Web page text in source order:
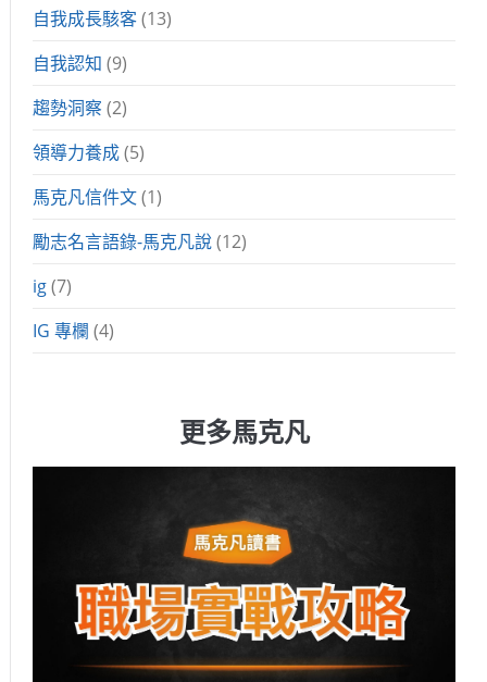
自我成長駭客(13)
自我認知 (9)
趨勢洞察 (2)
領導力養成(5)
馬克凡信件文(1)
勵志名言語錄-馬克凡說(12)
ig(7)
IG 專欄 (4)
更多馬克凡